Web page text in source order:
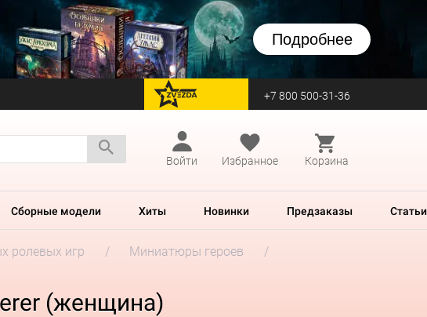
Подробнее
перейти на Zvezda +7 800 500-31-36
Войти
Избранное Корзина
Сборные модели Хиты Новинки Предзаказы Статьи
ролевых игр
Миниатюры героев
(женщина)